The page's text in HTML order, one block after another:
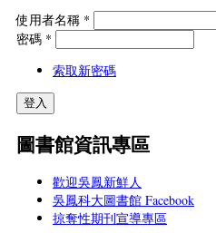
使用者名稱 *
密碼 *
索取新密碼
圖書館資訊專區
歡迎吳鳳新鮮人
吳鳳科大圖書館 Facebook
掠奪性期刊宣導專區